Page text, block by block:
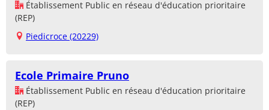
Établissement Public en réseau d'éducation prioritaire
(REP)
Piedicroce (20229)
Ecole Primaire Pruno
Établissement Public en réseau d'éducation prioritaire
(REP)